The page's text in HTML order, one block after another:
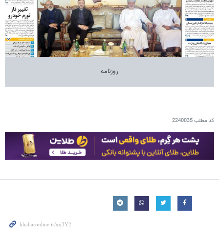
روزنامه
کد مطلب2240035